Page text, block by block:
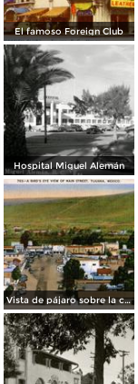
El famoso Foreign Club
Hospital Miguel Alemán
Vista de pájaro sobre la calle principal de Tijuana